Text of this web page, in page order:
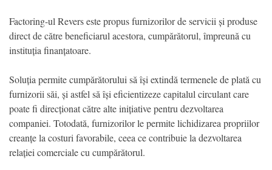
Factoring-ul Revers este propus furnizorilor de servicii și produse
direct de către beneficiarul acestora, cumpărătorul, împreună cu
instituția finanțatoare.
Soluția permite cumpărătorului să își extindă termenele de plată cu
furnizorii săi, și astfel să își eficientizeze capitalul circulant care
poate fi direcționat către alte inițiative pentru dezvoltarea
companiei. Totodată, furnizorilor le permite lichidizarea propriilor
creanțe la costuri favorabile, ceea ce contribuie la dezvoltarea
relației comerciale cu cumpărătorul.